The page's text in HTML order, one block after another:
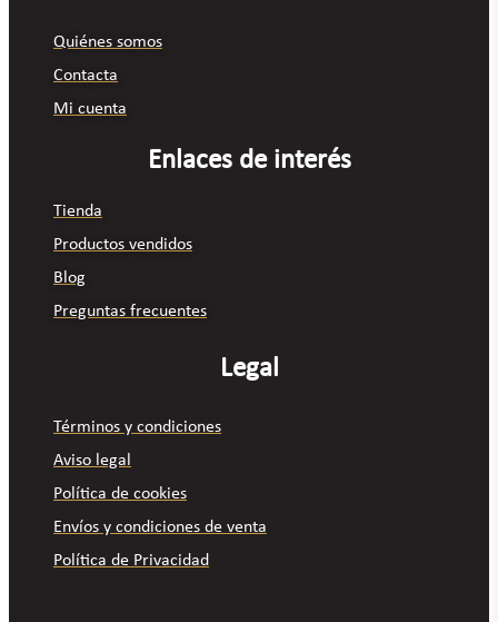
Quiénes somos
Contacta
Mi cuenta
Enlaces de interés
Tienda
Productos vendidos
Blog
Preguntas frecuentes
Legal
Términos y condiciones
Aviso legal
Política de cookies
Envíos y condiciones de venta
Política de Privacidad